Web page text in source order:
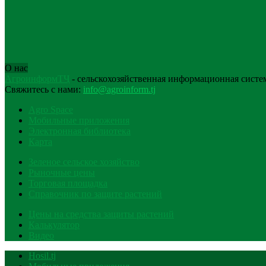
О нас
АгроинформТҶ - сельскохозяйственная информационная
Свяжитесь с нами: info@agroinform.tj
Agro Space
Мобильные приложения
Электронная библиотека
Карта
Зеленое сельское хозяйство
Рыночные цены
Торговая площадка
Справочник по защите растений
Цены на средства защиты растений
Калькулятор
Видео
Hosil.tj